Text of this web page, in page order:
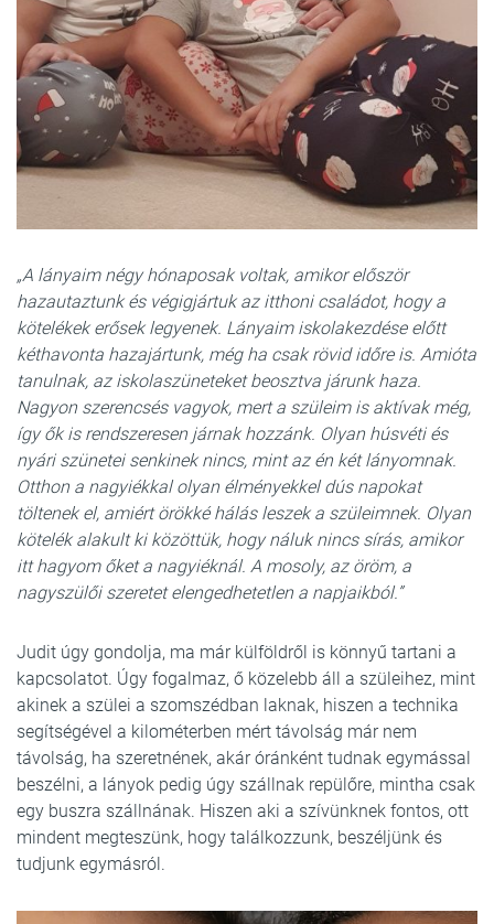
„A lányaim négy hónaposak voltak, amikor először
hazautaztunk és végigjártuk az itthoni családot, hogy a
kötelékek erősek legyenek. Lányaim iskolakezdése előtt
kéthavonta hazajártunk, még ha csak rövid időre is. Amióta
tanulnak, az iskolaszüneteket beosztva járunk haza.
Nagyon szerencsés vagyok, mert a szüleim is aktívak még,
így ők is rendszeresen járnak hozzánk. Olyan húsvéti és
nyári szünetei senkinek nincs, mint az én két lányomnak.
Otthon a nagyiékkal olyan élményekkel dús napokat
töltenek el, amiért örökké hálás leszek a szüleimnek. Olyan
kötelék alakult ki közöttük, hogy náluk nincs sírás, amikor
itt hagyom őket a nagyiéknál. A mosoly, az öröm, a
nagyszülői szeretet elengedhetetlen a napjaikból.”
Judit úgy gondolja, ma már külföldről is könnyű tartani a
kapcsolatot. Úgy fogalmaz, ő közelebb áll a szüleihez, mint
akinek a szülei a szomszédban laknak, hiszen a technika
segítségével a kilométerben mért távolság már nem
távolság, ha szeretnének, akár óránként tudnak egymással
beszélni, a lányok pedig úgy szállnak repülőre, mintha csak
egy buszra szállnának. Hiszen aki a szívünknek fontos, ott
mindent megteszünk, hogy találkozzunk, beszéljünk és
tudjunk egymásról.